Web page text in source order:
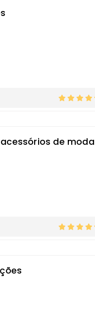
de moda